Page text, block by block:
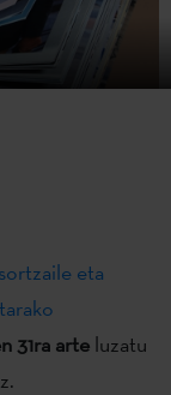
eta
31ra arte luzatu